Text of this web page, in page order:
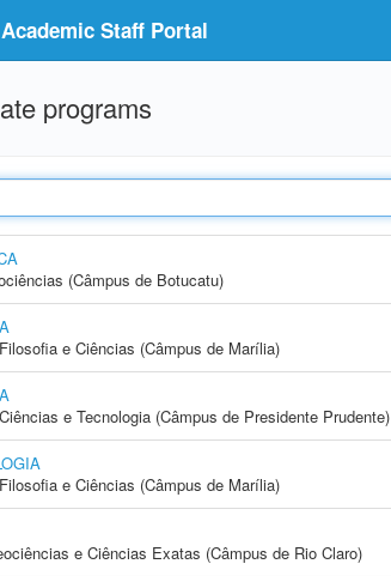
Staff Portal
programs
(Câmpus de Botucatu)
e Ciências (Câmpus de Marília)
e Tecnologia (Câmpus de Presidente Prudente)
e Ciências (Câmpus de Marília)
e Ciências Exatas (Câmpus de Rio Claro)